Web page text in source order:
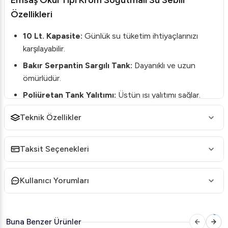
Özellikleri
10 Lt. Kapasite: Günlük su tüketim ihtiyaçlarınızı
karşılayabilir.
Bakır Serpantin Sargılı Tank: Dayanıklı ve uzun
ömürlüdür.
Poliüretan Tank Yalıtımı: Üstün ısı yalıtımı sağlar.
Krom Dış Gövde:
Musluk Sistemleri:Bardak ve bardaksız kullanıma
ile su sıcaklığını kontrol edebilirsiniz.
Detayları
Teknik Özellikler
Taksit Seçenekleri
Kullanıcı Yorumları
Buna Benzer Ürünler